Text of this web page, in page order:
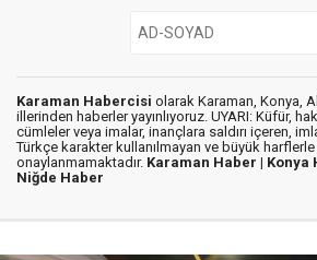
Karaman Habercisi olarak Karaman, Konya,
illerinden haberler yayınlıyoruz. UYARI: Küfür,
cümleler veya imalar, inançlara saldırı içeren,
Türkçe karakter kullanılmayan ve büyük harflerle
onaylanmamaktadır. Karaman Haber | Konya
Niğde Haber